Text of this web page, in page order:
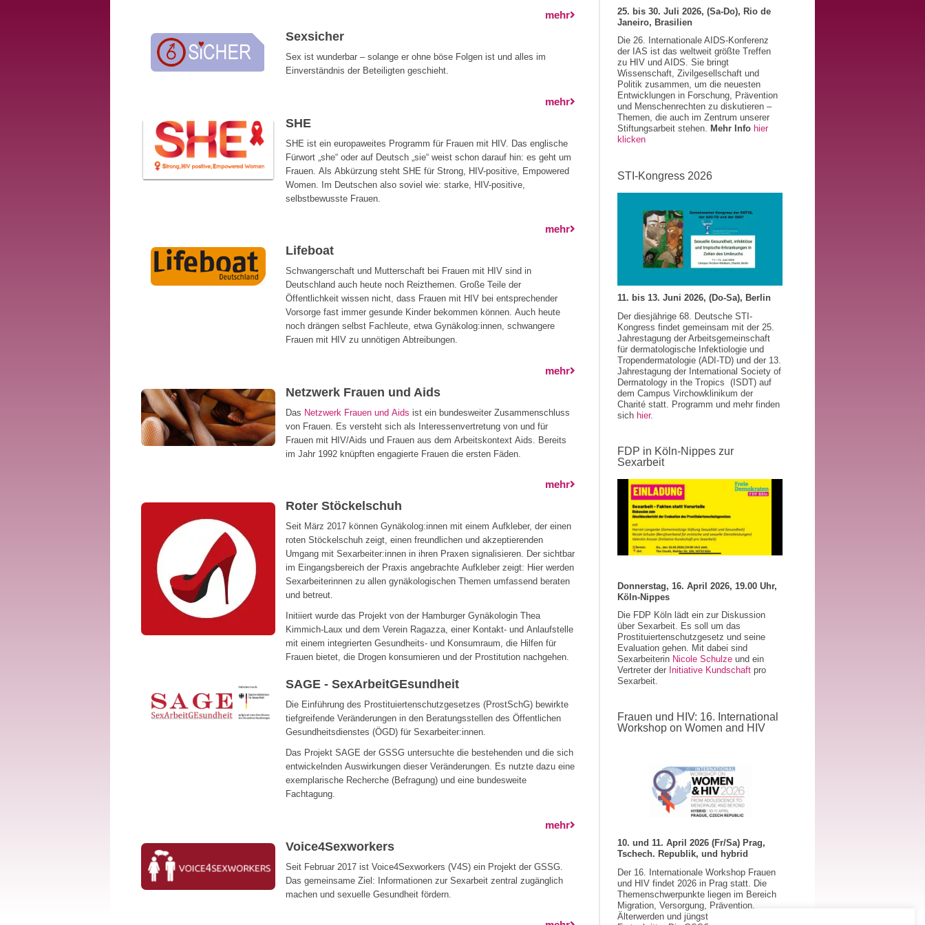
mehr
Sexsicher
Sex ist wunderbar – solange er ohne böse Folgen ist und alles im
Einverständnis der Beteiligten geschieht.
mehr
SHE
SHE ist ein europaweites Programm für Frauen mit HIV. Das englische
Fürwort „she“ oder auf Deutsch „sie“ weist schon darauf hin: es geht um
Frauen. Als Abkürzung steht SHE für Strong, HIV-positive, Empowered
Women. Im Deutschen also soviel wie: starke, HIV-positive,
selbstbewusste Frauen.
mehr
Lifeboat
Schwangerschaft und Mutterschaft bei Frauen mit HIV sind in
Deutschland auch heute noch Reizthemen. Große Teile der
Öffentlichkeit wissen nicht, dass Frauen mit HIV bei entsprechender
Vorsorge fast immer gesunde Kinder bekommen können. Auch heute
noch drängen selbst Fachleute, etwa Gynäkolog:innen, schwangere
Frauen mit HIV zu unnötigen Abtreibungen.
mehr
Netzwerk Frauen und Aids
Das Netzwerk Frauen und Aids ist ein bundesweiter Zusammenschluss
von Frauen. Es versteht sich als Interessenvertretung von und für
Frauen mit HIV/Aids und Frauen aus dem Arbeitskontext Aids. Bereits
im Jahr 1992 knüpften engagierte Frauen die ersten Fäden.
mehr
Roter Stöckelschuh
Seit März 2017 können Gynäkolog:innen mit einem Aufkleber, der einen
roten Stöckelschuh zeigt, einen freundlichen und akzeptierenden
Umgang mit Sexarbeiter:innen in ihren Praxen signalisieren. Der sichtbar
im Eingangsbereich der Praxis angebrachte Aufkleber zeigt: Hier werden
Sexarbeiterinnen zu allen gynäkologischen Themen umfassend beraten
und betreut.
Initiiert wurde das Projekt von der Hamburger Gynäkologin Thea
Kimmich-Laux und dem Verein Ragazza, einer Kontakt- und Anlaufstelle
mit einem integrierten Gesundheits- und Konsumraum, die Hilfen für
Frauen bietet, die Drogen konsumieren und der Prostitution nachgehen.
SAGE - SexArbeitGEsundheit
Die Einführung des Prostituiertenschutzgesetzes (ProstSchG) bewirkte
tiefgreifende Veränderungen in den Beratungsstellen des Öffentlichen
Gesundheitsdienstes (ÖGD) für Sexarbeiter:innen.
Das Projekt SAGE der GSSG untersuchte die bestehenden und die sich
entwickelnden Auswirkungen dieser Veränderungen. Es nutzte dazu eine
exemplarische Recherche (Befragung) und eine bundesweite
Fachtagung.
mehr
Voice4Sexworkers
Seit Februar 2017 ist Voice4Sexworkers (V4S) ein Projekt der GSSG.
Das gemeinsame Ziel: Informationen zur Sexarbeit zentral zugänglich
machen und sexuelle Gesundheit fördern.
25. bis 30. Juli 2026, (Sa-Do), Rio de
Janeiro, Brasilien
Die 26. Internationale AIDS-Konferenz
der IAS ist das weltweit größte Treffen
zu HIV und AIDS. Sie bringt
Wissenschaft, Zivilgesellschaft und
Politik zusammen, um die neuesten
Entwicklungen in Forschung, Prävention
und Menschenrechten zu diskutieren –
Themen, die auch im Zentrum unserer
Stiftungsarbeit stehen. Mehr Info hier
klicken
STI-Kongress 2026
11. bis 13. Juni 2026, (Do-Sa), Berlin
Der diesjährige 68. Deutsche STI-
Kongress findet gemeinsam mit der 25.
Jahrestagung der Arbeitsgemeinschaft
für dermatologische Infektiologie und
Tropendermatologie (ADI-TD) und der 13.
Jahrestagung der International Society of
Dermatology in the Tropics (ISDT) auf
dem Campus Virchowklinikum der
Charité statt. Programm und mehr finden
sich hier.
FDP in Köln-Nippes zur
Sexarbeit
Donnerstag, 16. April 2026, 19.00 Uhr,
Köln-Nippes
Die FDP Köln lädt ein zur Diskussion
über Sexarbeit. Es soll um das
Prostituiertenschutzgesetz und seine
Evaluation gehen. Mit dabei sind
Sexarbeiterin Nicole Schulze und ein
Vertreter der Initiative Kundschaft pro
Sexarbeit.
Frauen und HIV: 16. International
Workshop on Women and HIV
10. und 11. April 2026 (Fr/Sa) Prag,
Tschech. Republik, und hybrid
Der 16. Internationale Workshop Frauen
und HIV findet 2026 in Prag statt. Die
Themenschwerpunkte liegen im Bereich
Migration, Versorgung, Prävention,
Älterwerden und jüngste klinische